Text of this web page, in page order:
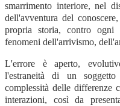
smarrimento interiore, nel
dell'avventura del
propria storia, contro ogni
fenomeni dell'arrivismo,
L'errore è aperto,
l'estraneità di un
complessità delle differenze
interazioni, così da